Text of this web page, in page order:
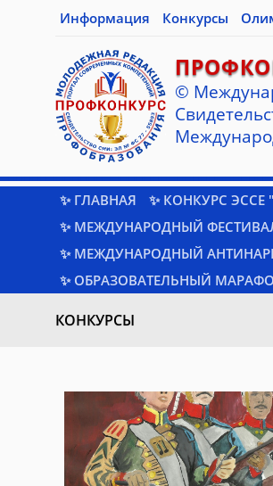
Информация Конкурсы
©
✨ ГЛАВНАЯ ✨ КОНКУРС
✨ МЕЖДУНАРОДНЫЙ
✨ МЕЖДУНАРОДНЫЙ
✨ ОБРАЗОВАТЕЛЬНЫЙ
КОНКУРСЫ